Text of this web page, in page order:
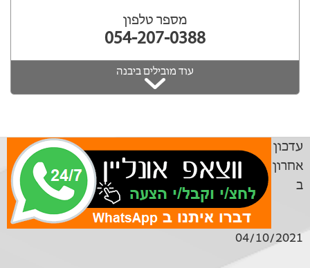
מספר טלפון
054-207-0388
עוד מובילים ביבנה
עדכון
אחרון
ב
04/10/2021